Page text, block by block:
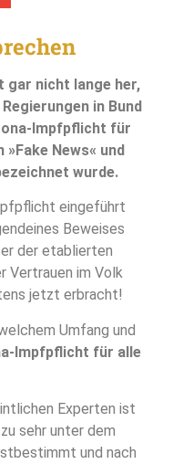
gar nicht lange her,
in Bund
Impfpflicht für
News« und
wurde.
eingeführt
Beweises
der etablierten
Vertrauen im Volk
jetzt erbracht!
Umfang und
Impfpflicht für alle
Experten ist
sehr unter dem
und nach